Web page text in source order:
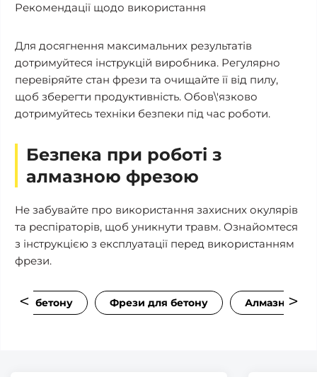
Рекомендації щодо використання
Для досягнення максимальних результатів
дотримуйтеся інструкцій виробника. Регулярно
перевіряйте стан фрези та очищайте її від пилу,
щоб зберегти продуктивність. Обов\'язково
дотримуйтесь техніки безпеки під час роботи.
Безпека при роботі з
алмазною фрезою
Не забувайте про використання захисних окулярів
та респіраторів, щоб уникнути травм. Ознайомтеся
з інструкцією з експлуатації перед використанням
фрези.
бетону Фрези для бетону Алмазні